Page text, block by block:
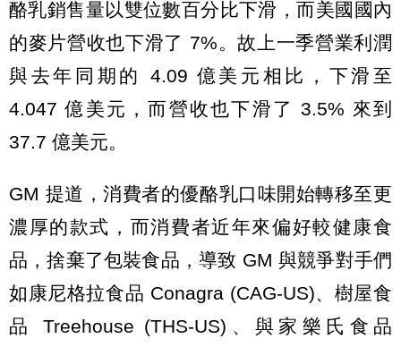
酪乳銷售量以雙位數百分比下滑，而美國國內
的麥片營收也下滑了 7%。故上一季營業利潤
與去年同期的 4.09 億美元相比，下滑至
4.047 億美元，而營收也下滑了 3.5% 來到
37.7 億美元。
GM 提道，消費者的優酪乳口味開始轉移至更
濃厚的款式，而消費者近年來偏好較健康食
品，捨棄了包裝食品，導致 GM 與競爭對手們
如康尼格拉食品 Conagra (CAG-US)、樹屋食
品 Treehouse (THS-US)、與家樂氏食品